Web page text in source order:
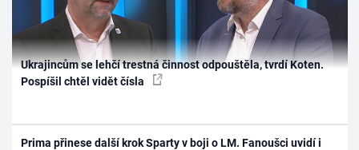
Ukrajincům se lehčí trestná činnost odpouštěla, tvrdí Koten.
Pospíšil chtěl vidět čísla
Prima přinese další krok Sparty v boji o LM. Fanoušci uvidí i